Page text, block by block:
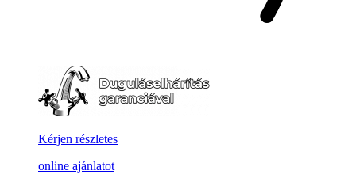
Kérjen részletes
online ajánlatot